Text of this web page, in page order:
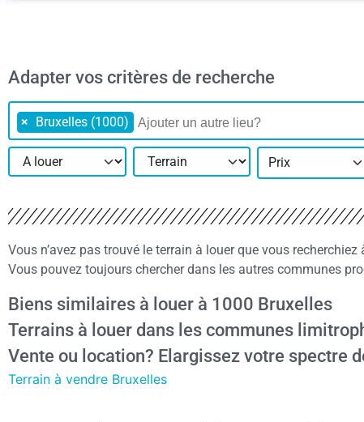
Adapter vos critères de recherche
× Bruxelles (1000)
Prix
Vous n’avez pas trouvé le terrain à louer que vous
Vous pouvez toujours chercher dans les autres communes
Biens similaires à louer à 1000 Bruxelles
Terrains à louer dans les communes
Vente ou location? Elargissez votre spectre
Terrain à vendre Bruxelles